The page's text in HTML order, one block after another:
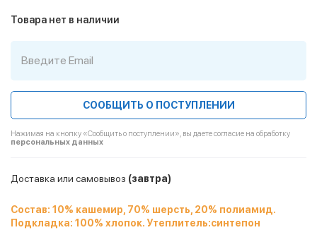
Товара нет в наличии
СООБЩИТЬ О ПОСТУПЛЕНИИ
Нажимая на кнопку «Сообщить о поступлении», вы даете согласие на обработку
персональных данных
Доставка или самовывоз (завтра)
Состав: 10% кашемир, 70% шерсть, 20% полиамид.
Подкладка: 100% хлопок. Утеплитель:синтепон